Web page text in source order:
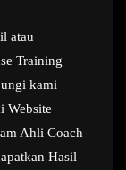
atau
Training
kami
Website
Ahli Coach
Hasil